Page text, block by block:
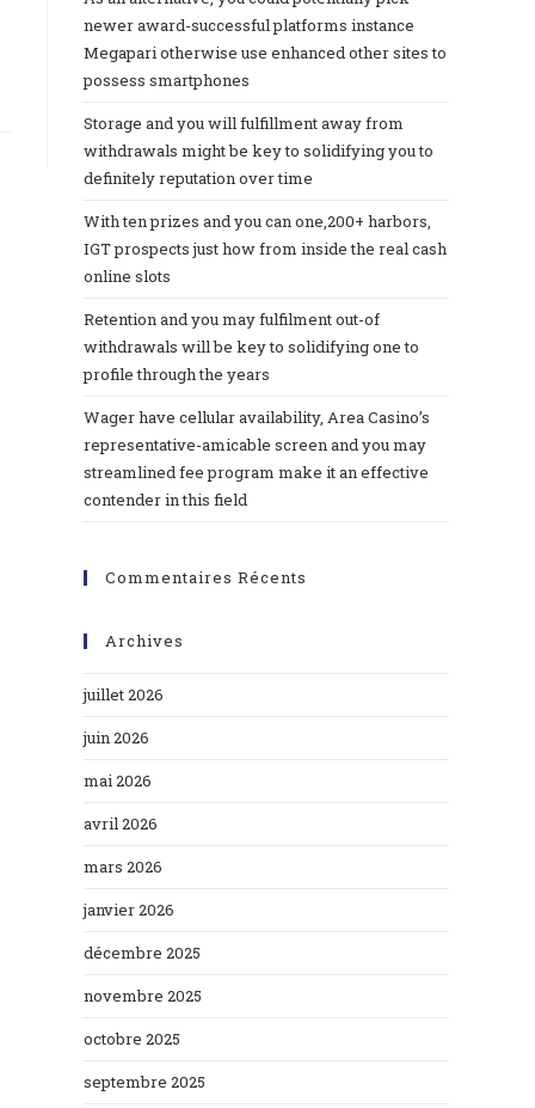
newer award-successful platforms instance
Megapari otherwise use enhanced other sites to
possess smartphones
Storage and you will fulfillment away from
withdrawals might be key to solidifying you to
definitely reputation over time
With ten prizes and you can one,200+ harbors,
IGT prospects just how from inside the real cash
online slots
Retention and you may fulfilment out-of
withdrawals will be key to solidifying one to
profile through the years
Wager have cellular availability, Area Casino’s
representative-amicable screen and you may
streamlined fee program make it an effective
contender in this field
Commentaires Récents
Archives
juillet 2026
juin 2026
mai 2026
avril 2026
mars 2026
janvier 2026
décembre 2025
novembre 2025
octobre 2025
septembre 2025